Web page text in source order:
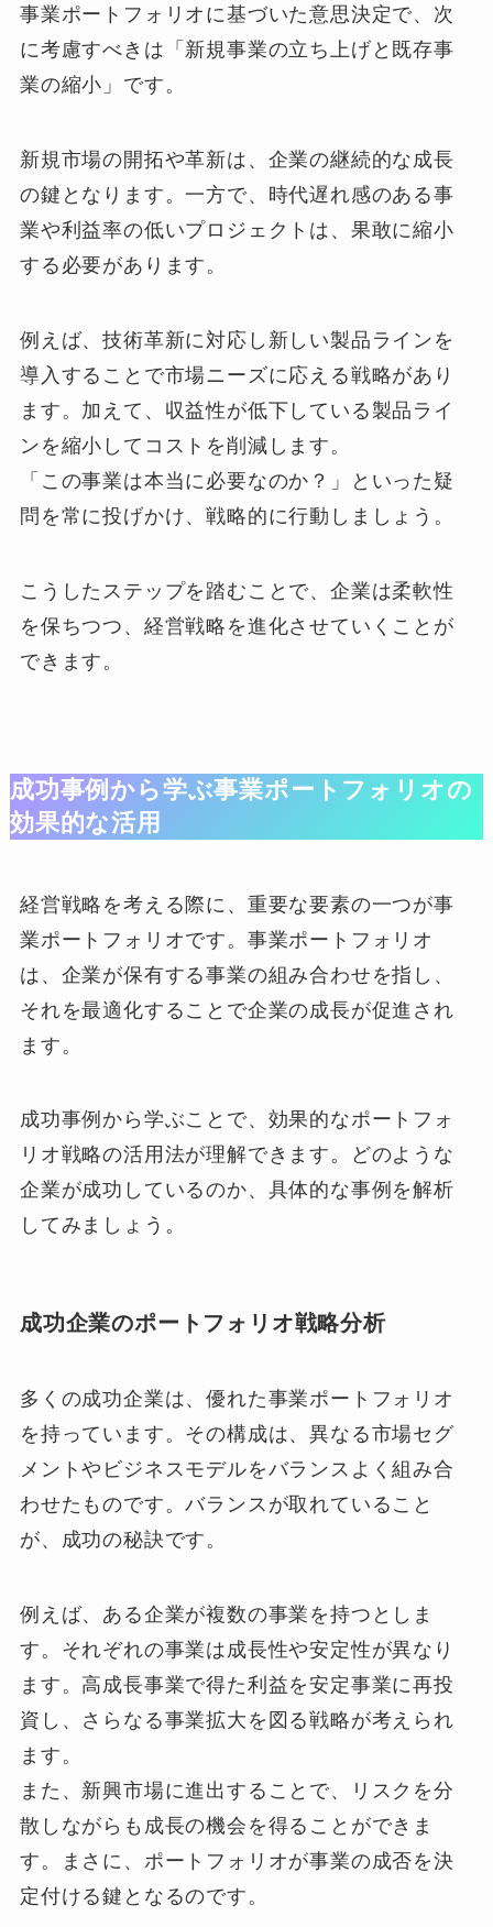
事業ポートフォリオに基づいた意思決定で、次
に考慮すべきは「新規事業の立ち上げと既存事
業の縮小」です。
新規市場の開拓や革新は、企業の継続的な成長
の鍵となります。一方で、時代遅れ感のある事
業や利益率の低いプロジェクトは、果敢に縮小
する必要があります。
例えば、技術革新に対応し新しい製品ラインを
導入することで市場ニーズに応える戦略があり
ます。加えて、収益性が低下している製品ライ
ンを縮小してコストを削減します。
「この事業は本当に必要なのか？」といった疑
問を常に投げかけ、戦略的に行動しましょう。
こうしたステップを踏むことで、企業は柔軟性
を保ちつつ、経営戦略を進化させていくことが
できます。
成功事例から学ぶ事業ポートフォリオの
効果的な活用
経営戦略を考える際に、重要な要素の一つが事
業ポートフォリオです。事業ポートフォリオ
は、企業が保有する事業の組み合わせを指し、
それを最適化することで企業の成長が促進され
ます。
成功事例から学ぶことで、効果的なポートフォ
リオ戦略の活用法が理解できます。どのような
企業が成功しているのか、具体的な事例を解析
してみましょう。
成功企業のポートフォリオ戦略分析
多くの成功企業は、優れた事業ポートフォリオ
を持っています。その構成は、異なる市場セグ
メントやビジネスモデルをバランスよく組み合
わせたものです。バランスが取れていること
が、成功の秘訣です。
例えば、ある企業が複数の事業を持つとしま
す。それぞれの事業は成長性や安定性が異なり
ます。高成長事業で得た利益を安定事業に再投
資し、さらなる事業拡大を図る戦略が考えられ
ます。
また、新興市場に進出することで、リスクを分
散しながらも成長の機会を得ることができま
す。まさに、ポートフォリオが事業の成否を決
定付ける鍵となるのです。